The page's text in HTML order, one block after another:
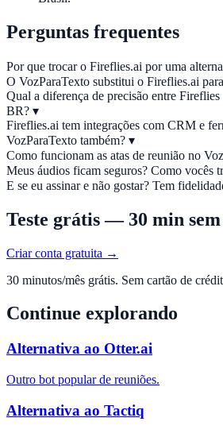
Perguntas frequentes
Por que trocar o Fireflies.ai por uma
O VozParaTexto substitui o Fireflies.ai
Qual a diferença de precisão entre
BR? ▾
Fireflies.ai tem integrações com CRM e
VozParaTexto também? ▾
Como funcionam as atas de reunião no
Meus áudios ficam seguros? Como vocês
E se eu assinar e não gostar? Tem
Teste grátis — 30 min
Criar conta gratuita →
30 minutos/mês grátis. Sem cartão de
Continue explorando
Alternativa ao Otter.ai
Outro bot popular de reuniões.
Alternativa ao Tactiq